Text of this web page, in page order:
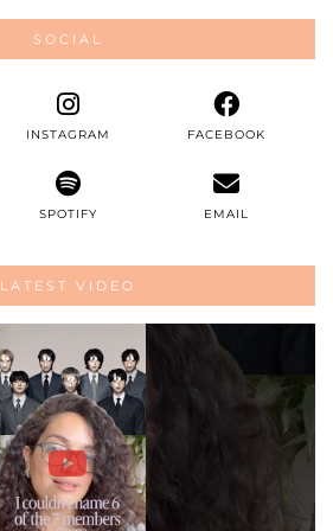
SOCIAL
INSTAGRAM FACEBOOK
SPOTIFY EMAIL
LATEST VIDEO